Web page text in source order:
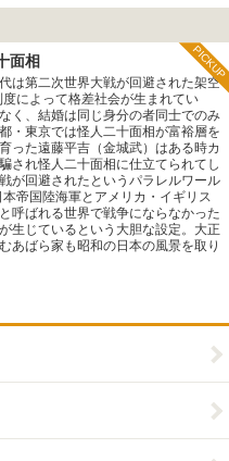
面相
は第二次世界大戦が回避された架空
によって格差社会が生まれてい
く、結婚は同じ身分の者同士でのみ
・東京では怪人二十面相が富裕層を
った遠藤平吉（金城武）はある時カ
され怪人二十面相に仕立てられてし
が回避されたというパラレルワール
帝国陸海軍とアメリカ・イギリス
呼ばれる世界で戦争にならなかった
生じているという大胆な設定。大正
あばら家も昭和の日本の風景を取り
PICKUP